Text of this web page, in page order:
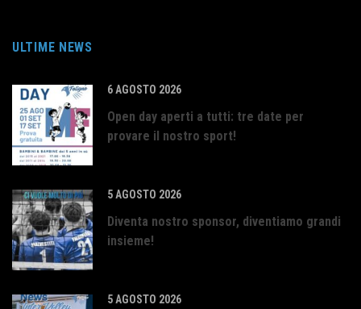
ULTIME NEWS
6 AGOSTO 2026
Open day aperti a tutti: tre date per
provare il nostro sport!
5 AGOSTO 2026
Diventa nostro sponsor, diventiamo grandi
insieme!
5 AGOSTO 2026